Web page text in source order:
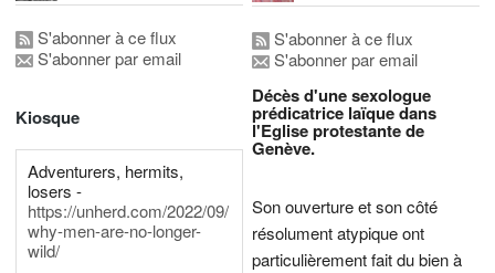
S'abonner à ce flux
S'abonner par email
Kiosque
Adventurers, hermits,
losers -
https://unherd.com/2022/09/
why-men-are-no-longer-
wild/
S'abonner à ce flux
S'abonner par email
Décès d'une sexologue
prédicatrice laïque dans
l'Eglise protestante de
Genève.
Son ouverture et son côté
résolument atypique ont
particulièrement fait du bien à